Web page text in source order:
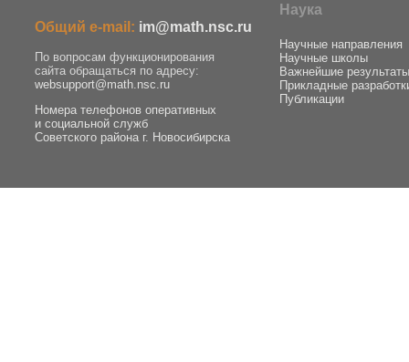
Общий e-mail: im@math.nsc.ru
По вопросам функционирования
сайта обращаться по адресу:
websupport@math.nsc.ru
Номера телефонов оперативных
и социальной служб
Советского района г. Новосибирска
Наука
Научные направления
Научные школы
Важнейшие
Прикладные
Публикации